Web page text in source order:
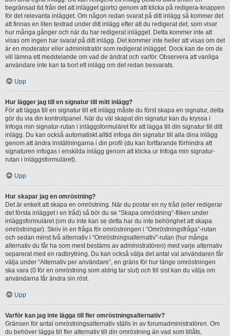
begränsad tid från det att inlägget gjorts) genom att klicka på redigera-knappen
för det relevanta inlägget. Om någon redan svarat på ditt inlägg så kommer det
att finnas en liten textrad under ditt inlägg efter att du redigerat det, som visar
hur många gånger och när du har redigerat inlägget. Detta kommer inte att
visas om ingen har svarat på ditt inlägg. Det kommer inte heller att visas om det
är en moderator eller administratör som redigerat inlägget. Dock kan de om de
vill lämna ett meddelande om vad de ändrat och varför. Observera att vanliga
användare inte kan ta bort ett inlägg om det redan besvarats.
Upp
Hur lägger jag till en signatur till mitt inlägg?
För att lägga till en signatur till ett inlägg måste du först skapa en signatur, detta
gör du via din kontrollpanel. När du väl skapat din signatur kan du kryssa i
Infoga min signatur-rutan i inläggsformuläret för att lägga till din signatur till ditt
inlägg. Du kan också automatiskt alltid infoga din signatur till alla dina inlägg
genom att ändra inställningarna i din profil (du kan fortfarande förhindra att
signaturen infogas i enskilda inlägg genom att klicka ur Infoga min signatur-
rutan i inläggsformuläret).
Upp
Hur skapar jag en omröstning?
Det är enkelt att skapa en omröstning. När du postar en ny tråd (eller redigerar
det första inlägget i en tråd) så bör du se “Skapa omröstning”-fliken under
inläggsformuläret (om du inte kan se detta har du inte behörighet att skapa
omröstningar). Skriv in en fråga för omröstningen i “Omröstningsfråga”-rutan
och sedan minst två alternativ i “Omröstningsalternativ”-rutan (hur många
alternativ du får ha som mest bestäms av administratören) med varje alternativ
separerat med en radbrytning. Du kan också välja det antal val användaren får
välja under “Alternativ per användare”, en gräns för hur länge omröstningen
ska vara (0 för en omröstning som aldrig tar slut) och till sist kan du välja om
användarna får ändra sin röst.
Upp
Varför kan jag inte lägga till fler omröstningsalternativ?
Gränsen för antal omröstningsalternativ ställs in av forumadministratören. Om
du behöver lägga till fler alternativ till din omröstning än vad som tillåts,